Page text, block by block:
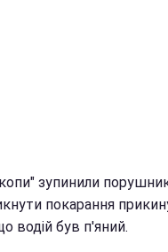
зупинили
покарання
водій був п'яний.